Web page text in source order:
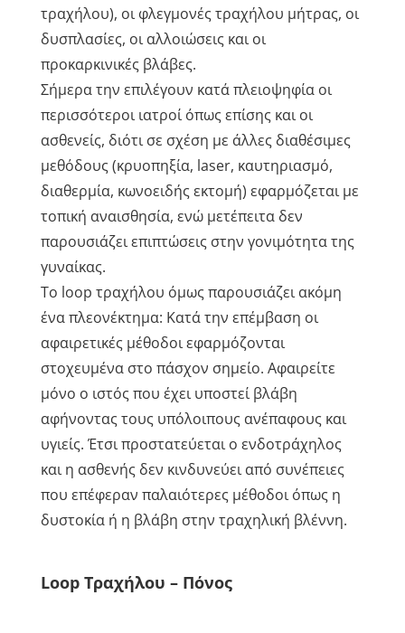
τραχήλου), οι φλεγμονές τραχήλου μήτρας, οι
δυσπλασίες, οι αλλοιώσεις και οι
προκαρκινικές βλάβες.
Σήμερα την επιλέγουν κατά πλειοψηφία οι
περισσότεροι ιατροί όπως επίσης και οι
ασθενείς, διότι σε σχέση με άλλες διαθέσιμες
μεθόδους (κρυοπηξία, laser, καυτηριασμό,
διαθερμία, κωνοειδής εκτομή) εφαρμόζεται με
τοπική αναισθησία, ενώ μετέπειτα δεν
παρουσιάζει επιπτώσεις στην γονιμότητα της
γυναίκας.
Το loop τραχήλου όμως παρουσιάζει ακόμη
ένα πλεονέκτημα: Κατά την επέμβαση οι
αφαιρετικές μέθοδοι εφαρμόζονται
στοχευμένα στο πάσχον σημείο. Αφαιρείτε
μόνο ο ιστός που έχει υποστεί βλάβη
αφήνοντας τους υπόλοιπους ανέπαφους και
υγιείς. Έτσι προστατεύεται ο ενδοτράχηλος
και η ασθενής δεν κινδυνεύει από συνέπειες
που επέφεραν παλαιότερες μέθοδοι όπως η
δυστοκία ή η βλάβη στην τραχηλική βλέννη.
Loop Τραχήλου – Πόνος